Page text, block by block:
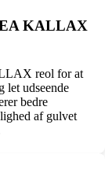
KALLAX
reol for at
let udseende
bedre
af gulvet